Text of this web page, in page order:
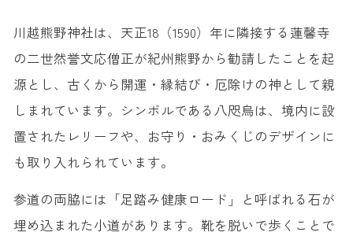
川越熊野神社は、天正18（1590）年に隣接する蓮馨寺
の二世然誉文応僧正が紀州熊野から勧請したことを起
源とし、古くから開運・縁結び・厄除けの神として親
しまれています。シンボルである八咫烏は、境内に設
置されたレリーフや、お守り・おみくじのデザインに
も取り入れられています。
参道の両脇には「足踏み健康ロード」と呼ばれる石が
埋め込まれた小道があります。靴を脱いで歩くことで